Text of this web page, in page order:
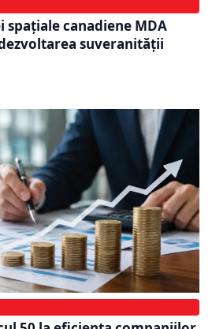
canadiene MDA
suveranității